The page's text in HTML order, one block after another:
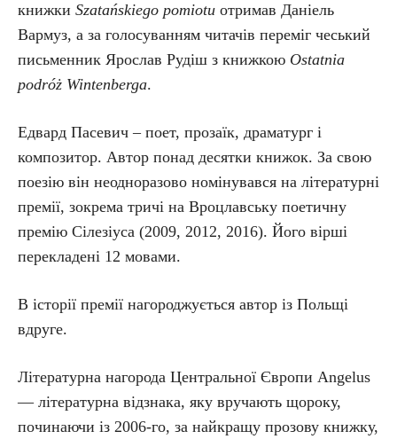
книжки Szatańskiego pomiotu отримав Даніель
Вармуз, а за голосуванням читачів переміг чеський
письменник Ярослав Рудіш з книжкою Ostatnia
podróż Wintenberga.
Едвард Пасевич – поет, прозаїк, драматург і
композитор. Автор понад десятки книжок. За свою
поезію він неодноразово номінувався на літературні
премії, зокрема тричі на Вроцлавську поетичну
премію Сілезіуса (2009, 2012, 2016). Його вірші
перекладені 12 мовами.
В історії премії нагороджується автор із Польщі
вдруге.
Літературна нагорода Центральної Європи Angelus
— літературна відзнака, яку вручають щороку,
починаючи із 2006-го, за найкращу прозову книжку,